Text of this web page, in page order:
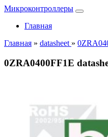
Микроконтроллеры
Главная
Главная » datasheet »
0ZRA0400FF1E